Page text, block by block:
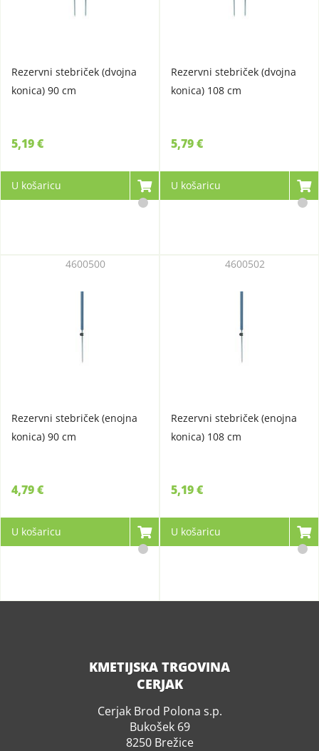
Rezervni stebriček (dvojna
konica) 90 cm
5,19 €
U košaricu
Rezervni stebriček (dvojna
konica) 108 cm
5,79 €
U košaricu
Rezervni stebriček (enojna
konica) 90 cm
4600500
4,79 €
U košaricu
Rezervni stebriček (enojna
konica) 108 cm
4600502
5,19 €
U košaricu
KMETIJSKA TRGOVINA
CERJAK
Cerjak Brod Polona s.p.
Bukošek 69
8250 Brežice